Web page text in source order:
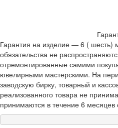
Гарантия на изделие — 6 ( шесть)
обязательства не
отремонтированные самими
ювелирными мастерскими. На
заводскую бирку, товарный и
реализованного товара не
принимаются в течение 6